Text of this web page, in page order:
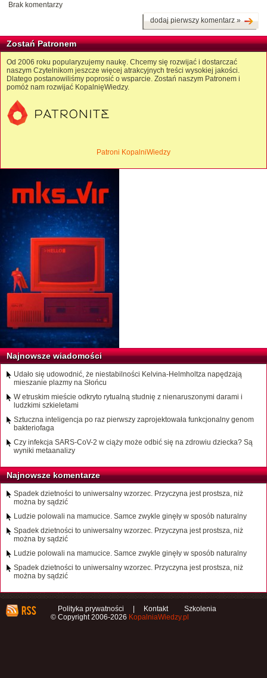
Brak komentarzy
dodaj pierwszy komentarz »
Zostań Patronem
Od 2006 roku popularyzujemy naukę. Chcemy się rozwijać i dostarczać
naszym Czytelnikom jeszcze więcej atrakcyjnych treści wysokiej jakości.
Dlatego postanowiliśmy poprosić o wsparcie. Zostań naszym Patronem i
pomóż nam rozwijać KopalnięWiedzy.
Patroni KopalniWiedzy
Najnowsze wiadomości
Udało się udowodnić, że niestabilności Kelvina-Helmholtza napędzają
mieszanie plazmy na Słońcu
W etruskim mieście odkryto rytualną studnię z nienaruszonymi darami i
ludzkimi szkieletami
Sztuczna inteligencja po raz pierwszy zaprojektowała funkcjonalny genom
bakteriofaga
Czy infekcja SARS-CoV-2 w ciąży może odbić się na zdrowiu dziecka? Są
wyniki metaanalizy
Najnowsze komentarze
Spadek dzietności to uniwersalny wzorzec. Przyczyna jest prostsza, niż
można by sądzić
Ludzie polowali na mamucice. Samce zwykle ginęły w sposób naturalny
Spadek dzietności to uniwersalny wzorzec. Przyczyna jest prostsza, niż
można by sądzić
Ludzie polowali na mamucice. Samce zwykle ginęły w sposób naturalny
Spadek dzietności to uniwersalny wzorzec. Przyczyna jest prostsza, niż
można by sądzić
Polityka prywatności Kontakt
Szkolenia
© Copyright 2006-2026 KopalniaWiedzy.pl